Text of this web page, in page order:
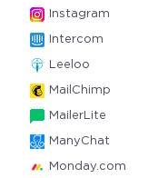
Instagram
Intercom
Leeloo
MailChimp
MailerLite
ManyChat
Monday.com